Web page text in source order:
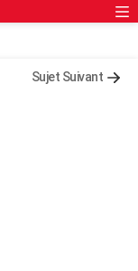
Sujet Suivant